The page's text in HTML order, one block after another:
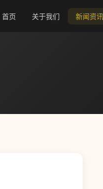
首页 关于我们 新闻资讯